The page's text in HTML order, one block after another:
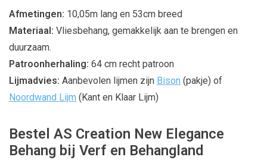
Afmetingen: 10,05m lang en 53cm breed
Materiaal: Vliesbehang, gemakkelijk aan te brengen en
duurzaam.
Patroonherhaling: 64 cm recht patroon
Lijmadvies: Aanbevolen lijmen zijn Bison (pakje) of
Noordwand Lijm (Kant en Klaar Lijm)
Bestel AS Creation New Elegance
Behang bij Verf en Behangland